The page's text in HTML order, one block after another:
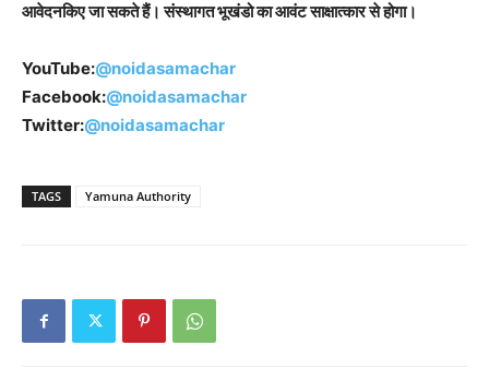
आवेदनकिए जा सकते हैं। संस्थागत भूखंडो का आवंट साक्षात्कार से होगा।
YouTube:@noidasamachar
Facebook:@noidasamachar
Twitter:@noidasamachar
TAGS Yamuna Authority